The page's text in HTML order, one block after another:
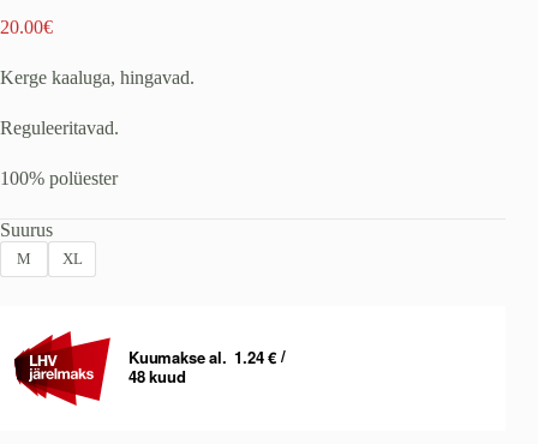
20.00€
Kerge kaaluga, hingavad.
Reguleeritavad.
100% polüester
Suurus
M XL